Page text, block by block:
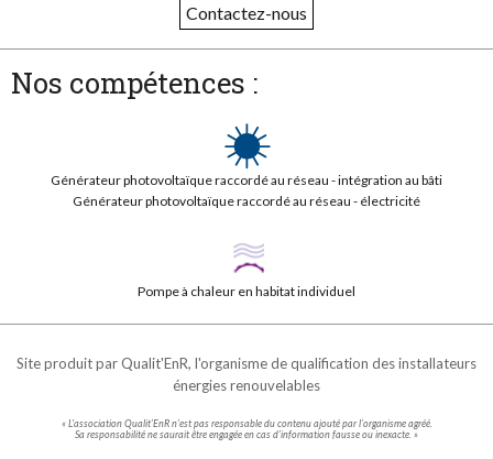
Contactez-nous
Nos compétences :
Générateur photovoltaïque raccordé au réseau - intégration au bâti
Générateur photovoltaïque raccordé au réseau - électricité
Pompe à chaleur en habitat individuel
Site produit parQualit'EnR, l'organisme de qualification des installateurs
énergies renouvelables
« L'association Qualit’EnR n’est pas responsable du contenu ajouté par l’organisme agréé.
Sa responsabilité ne saurait être engagée en cas d’information fausse ou inexacte. »